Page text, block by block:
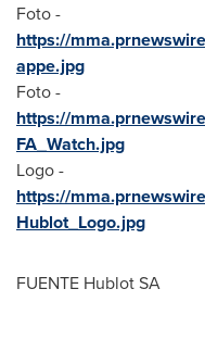
Foto -
https://
appe.jpg
Foto -
https://
FA_Watch.jpg
Logo -
https://
Hublot_Logo.jpg
FUENTE Hublot SA